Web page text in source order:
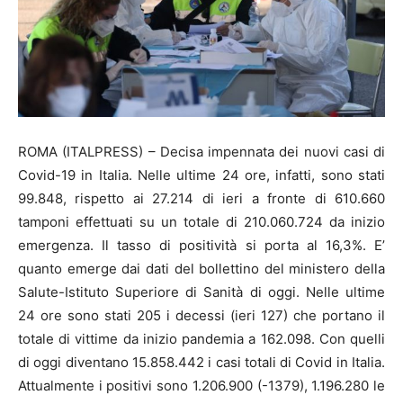
ROMA (ITALPRESS) – Decisa impennata dei nuovi casi di
Covid-19 in Italia. Nelle ultime 24 ore, infatti, sono stati
99.848, rispetto ai 27.214 di ieri a fronte di 610.660
tamponi effettuati su un totale di 210.060.724 da inizio
emergenza. Il tasso di positività si porta al 16,3%. E’
quanto emerge dai dati del bollettino del ministero della
Salute-Istituto Superiore di Sanità di oggi. Nelle ultime
24 ore sono stati 205 i decessi (ieri 127) che portano il
totale di vittime da inizio pandemia a 162.098. Con quelli
di oggi diventano 15.858.442 i casi totali di Covid in Italia.
Attualmente i positivi sono 1.206.900 (-1379), 1.196.280 le